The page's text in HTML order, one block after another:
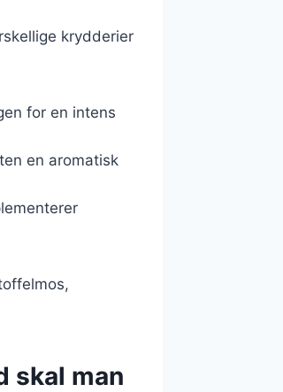
krydderier
for en intens
en aromatisk
skal man